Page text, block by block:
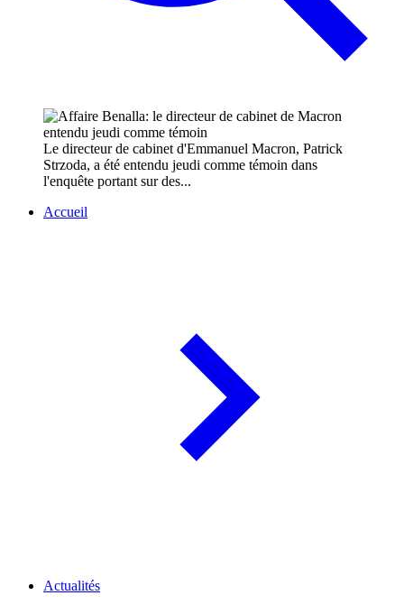
Le directeur de cabinet d'Emmanuel Macron, Patrick
Strzoda, a été entendu jeudi comme témoin dans
l'enquête portant sur des...
Accueil
Actualités